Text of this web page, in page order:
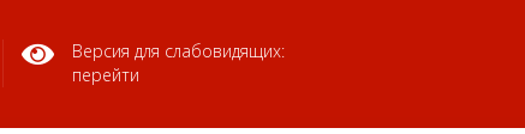
Версия для слабовидящих:
перейти